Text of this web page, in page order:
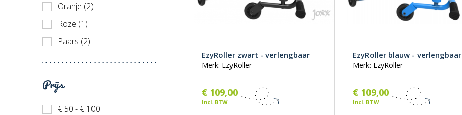
Oranje (2)
Roze (1)
Paars (2)
Prijs
€ 50 - € 100
EzyRoller zwart - verlengbaar
Merk: EzyRoller
€ 109,00
Incl. BTW
EzyRoller blauw - verlengbaar
Merk: EzyRoller
€ 109,00
Incl. BTW